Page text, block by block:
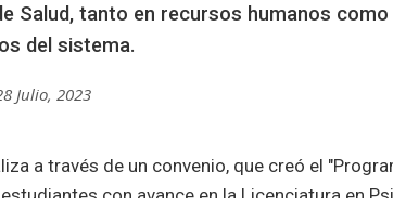
Salud, tanto en recursos humanos
del sistema.
Julio, 2023
a través de un convenio, que creó el